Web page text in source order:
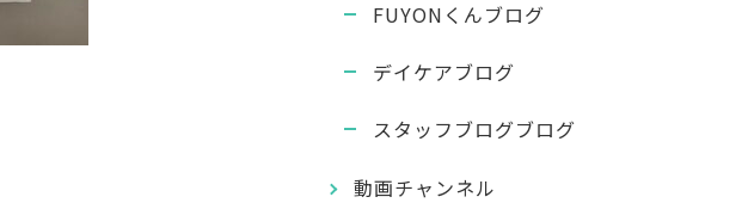
FUYONくんブログ
デイケアブログ
スタッフブログブログ
動画チャンネル